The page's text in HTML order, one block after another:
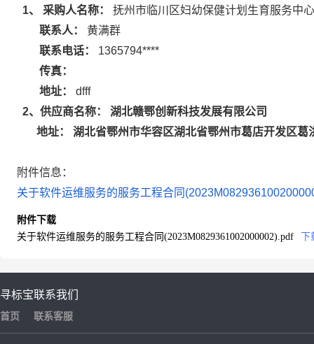
1、 采购人名称：
抚州市临川区妇幼保健计划生育服务中心
联系人：
黄满群
联系电话：
1365794****
传真：
地址：
dfff
2、供应商名称： 湖北赣鄂创新科技发展有限公司
地址： 湖北省鄂州市华容区湖北省鄂州市葛店开发区
附件信息：
关于软件运维服务的服务工程合同
附件下载
关于软件运维服务的服务工程合同(2023M0829361002000002).pdf
寻标宝
首页
联系我们
联系客服